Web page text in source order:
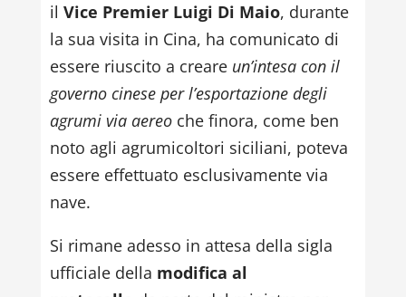
il Vice Premier Luigi Di Maio, durante
la sua visita in Cina, ha comunicato di
essere riuscito a creare un’intesa con il
governo cinese per l’esportazione degli
agrumi via aereoche finora, come ben
noto agli agrumicoltori siciliani, poteva
essere effettuato esclusivamente via
nave.
Si rimane adesso in attesa della sigla
ufficiale della modifica al